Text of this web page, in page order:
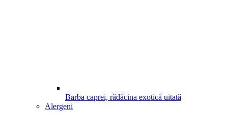
Barba caprei, rădăcina exotică uitată
Alergeni